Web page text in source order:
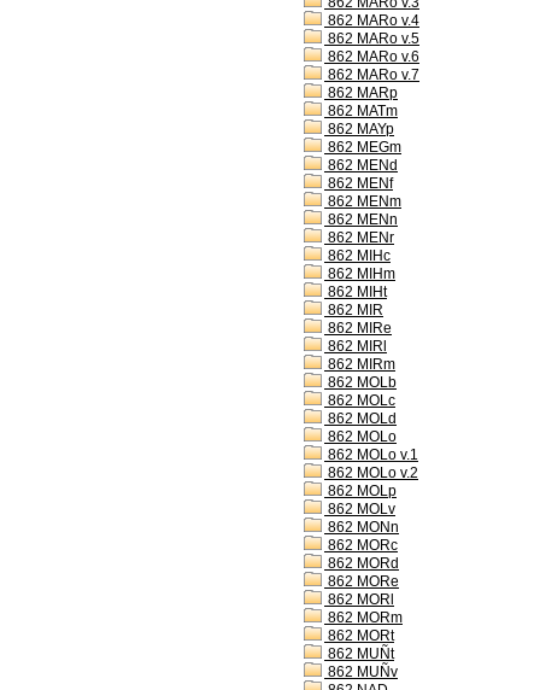
862 MARo v.4
862 MARo v.5
862 MARo v.6
862 MARo v.7
862 MARp
862 MATm
862 MAYp
862 MEGm
862 MENd
862 MENf
862 MENm
862 MENn
862 MENr
862 MIHc
862 MIHm
862 MIHt
862 MIR
862 MIRe
862 MIRl
862 MIRm
862 MOLb
862 MOLc
862 MOLd
862 MOLo
862 MOLo v.1
862 MOLo v.2
862 MOLp
862 MOLv
862 MONn
862 MORc
862 MORd
862 MORe
862 MORl
862 MORm
862 MORt
862 MUÑt
862 MUÑv